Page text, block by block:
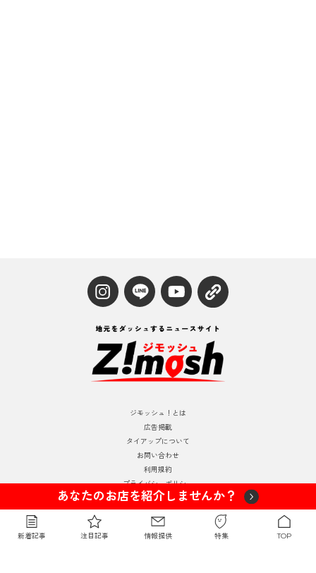
ジモッシュ！とは
広告掲載
タイアップについて
お問い合わせ
利用規約
プライバシーポリシー
運営情報
© 2024 Zimosh
あなたのお店を紹介しませんか？
新着記事 注目記事 情報提供 特集 TOP